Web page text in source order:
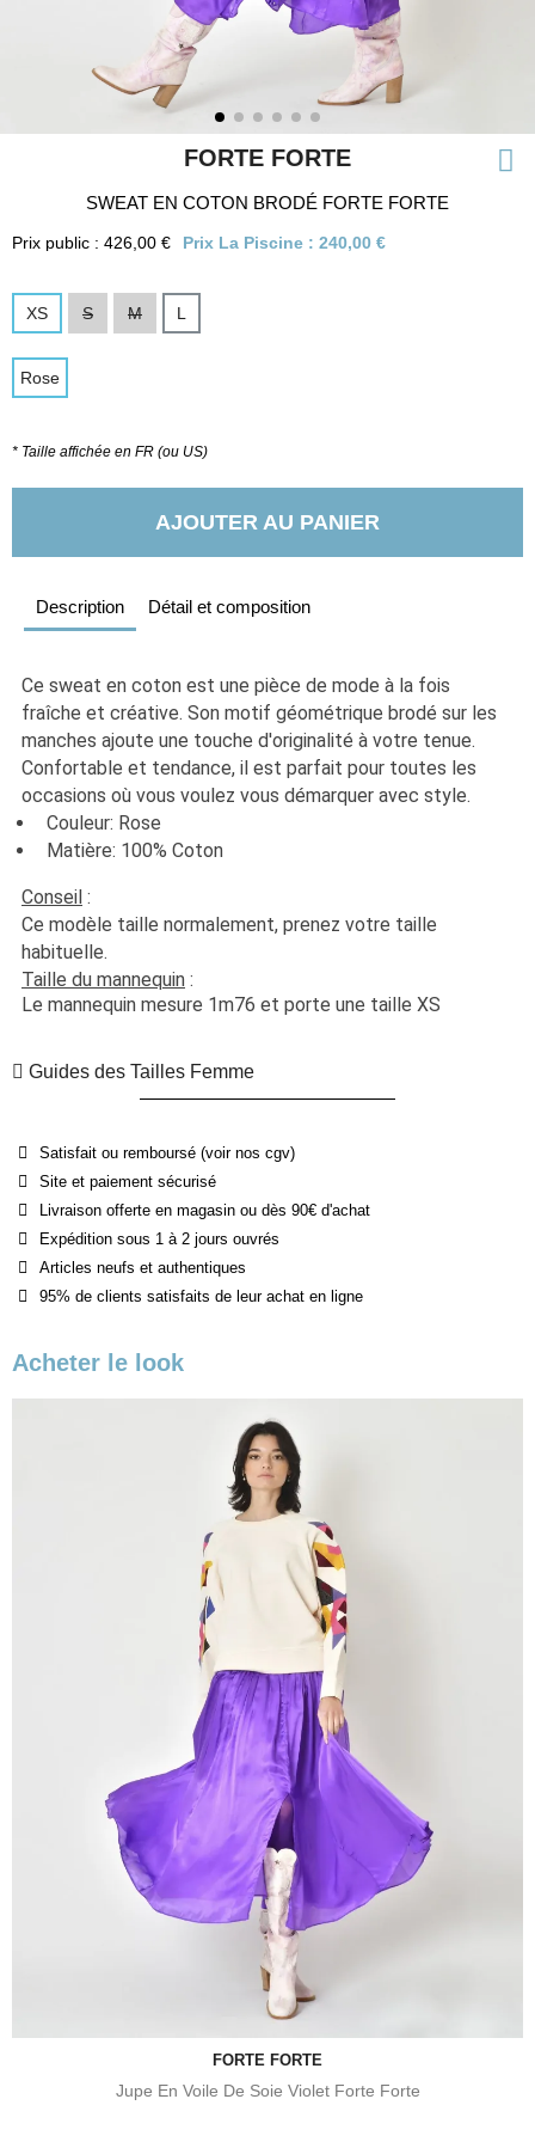
FORTE FORTE
SWEAT EN COTON BRODÉ FORTE FORTE
Prix public : 426,00 € Prix La Piscine : 240,00 €
XS S M L
Rose
* Taille affichée en FR (ou US)
AJOUTER AU PANIER
Description Détail et composition
Ce sweat en coton est une pièce de mode à la fois
fraîche et créative. Son motif géométrique brodé sur les
manches ajoute une touche d'originalité à votre tenue.
Confortable et tendance, il est parfait pour toutes les
occasions où vous voulez vous démarquer avec style.
Couleur: Rose
Matière: 100% Coton
Conseil :
Ce modèle taille normalement, prenez votre taille
habituelle.
Taille du mannequin :
Le mannequin mesure 1m76 et porte une taille XS
Guides des Tailles Femme
Satisfait ou remboursé (voir nos cgv)
Site et paiement sécurisé
Livraison offerte en magasin ou dès 90€ d'achat
Expédition sous 1 à 2 jours ouvrés
Articles neufs et authentiques
95% de clients satisfaits de leur achat en ligne
Acheter le look
FORTE FORTE
Jupe En Voile De Soie Violet Forte Forte